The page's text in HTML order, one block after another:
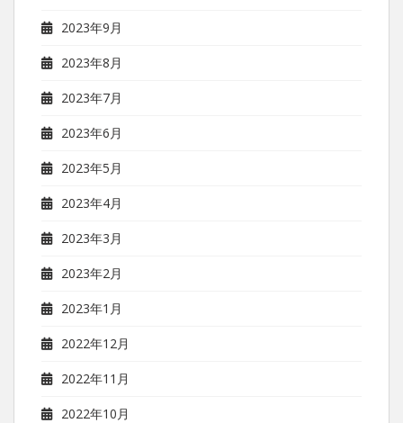
2023年9月
2023年8月
2023年7月
2023年6月
2023年5月
2023年4月
2023年3月
2023年2月
2023年1月
2022年12月
2022年11月
2022年10月